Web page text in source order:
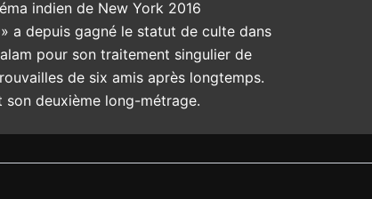
indien de New York 2016
a depuis gagné le statut de culte dans
pour son traitement singulier de
de six amis après longtemps.
son deuxième long-métrage.